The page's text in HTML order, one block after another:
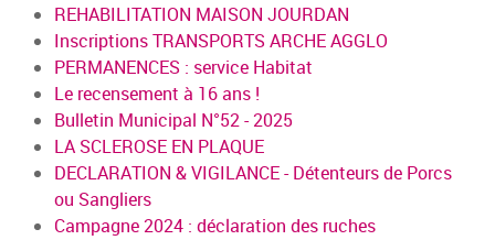
REHABILITATION MAISON JOURDAN
Inscriptions TRANSPORTS ARCHE AGGLO
PERMANENCES : service Habitat
Le recensement à 16 ans !
Bulletin Municipal N°52 - 2025
LA SCLEROSE EN PLAQUE
DECLARATION & VIGILANCE - Détenteurs de Porcs
ou Sangliers
Campagne 2024 : déclaration des ruches